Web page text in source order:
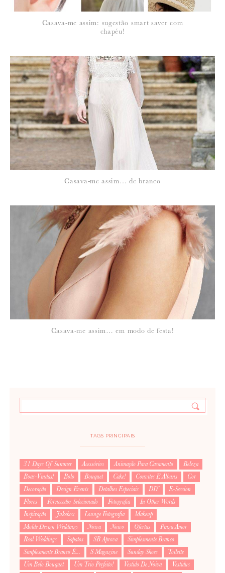
Para saber como tratamos e protegemos os seus dados, leia a nossa
política de privacidade
Casava-me assim: sugestão smart saver com
chapéu!
Casava-me assim… de branco
Casava-me assim… em modo de festa!
TAGS PRINCIPAIS
31 Days Of Summer Acessórios Animação Para Casamento
Beleza
Boas-Vindas!
Bolo Bouquet Cake! Convites E Álbuns
Cor
Decoração
Design Events Detalhes Especiais DIY
E-Session
Flores
Fornecedor Selecionado Fotografia
In Other Words
Inspiração
Jukebox Lounge Fotografia
Makeup
Molde Design Weddings
Noiva Noivo Ofertas
Pinga Amor
Real Weddings
Sapatos SB Aprova
Simplesmente Branco
Simplesmente Branco É...
S Magazine Sunday Shoes
Toilette
Um Belo Bouquet
Um Trio Perfeito! Vestido De Noiva
Vestidus